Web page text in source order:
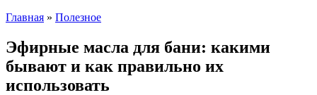
Главная » Полезное
Эфирные масла для бани: какими
бывают и как правильно их
использовать